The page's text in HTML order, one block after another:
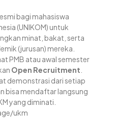
bagi mahasiswa
(UNIKOM) untuk
minat, bakat, serta
(jurusan) mereka.
PMB atau awal semester
Open Recruitment
demonstrasi dari setiap
bisa mendaftar langsung
yang diminati.
ukm